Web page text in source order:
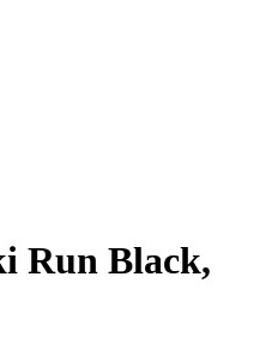
Run Black,